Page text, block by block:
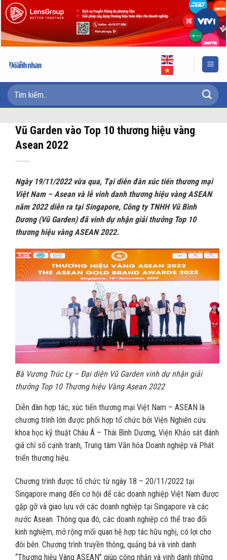
Skip
to
content
Vũ Garden vào Top 10 thương hiệu vàng
Asean 2022
Ngày 19/11/2022 vừa qua, Tại diễn đàn xúc tiến thương mại
Việt Nam – Asean và lễ vinh danh thương hiệu vàng ASEAN
năm 2022 diễn ra tại Singapore, Công ty TNHH Vũ Bình
Dương (Vũ Garden) đã vinh dự nhận giải thưởng Top 10
thương hiệu vàng ASEAN 2022.
Bà Vương Trúc Ly – Đại diện Vũ Garden vinh dự nhận giải
thưởng Top 10 Thương hiệu Vàng Asean 2022
Diễn đàn hợp tác, xúc tiến thương mại Việt Nam – ASEAN là
chương trình lớn được phối hợp tổ chức bởi Viện Nghiên cứu
khoa học kỹ thuật Châu Á – Thái Bình Dương, Viện Khảo sát đánh
giá chỉ số cạnh tranh, Trung tâm Văn hóa Doanh nghiệp và Phát
triển thương hiệu.
Chương trình được tổ chức từ ngày 18 – 20/11/2022 tại
Singapore mang đến cơ hội để các doanh nghiệp Việt Nam được
gặp gỡ và giao lưu với các doanh nghiệp tại Singapore và các
nước Asean. Thông qua đó, các doanh nghiệp có thể trao đổi
kinh nghiệm, mở rộng mối quan hệ hợp tác hữu nghị, có lợi cho
đôi bên. Chương trình truyền thông, quảng bá và vinh danh
“Thương hiệu Vàng ASEAN” giúp công nhận và vinh danh những